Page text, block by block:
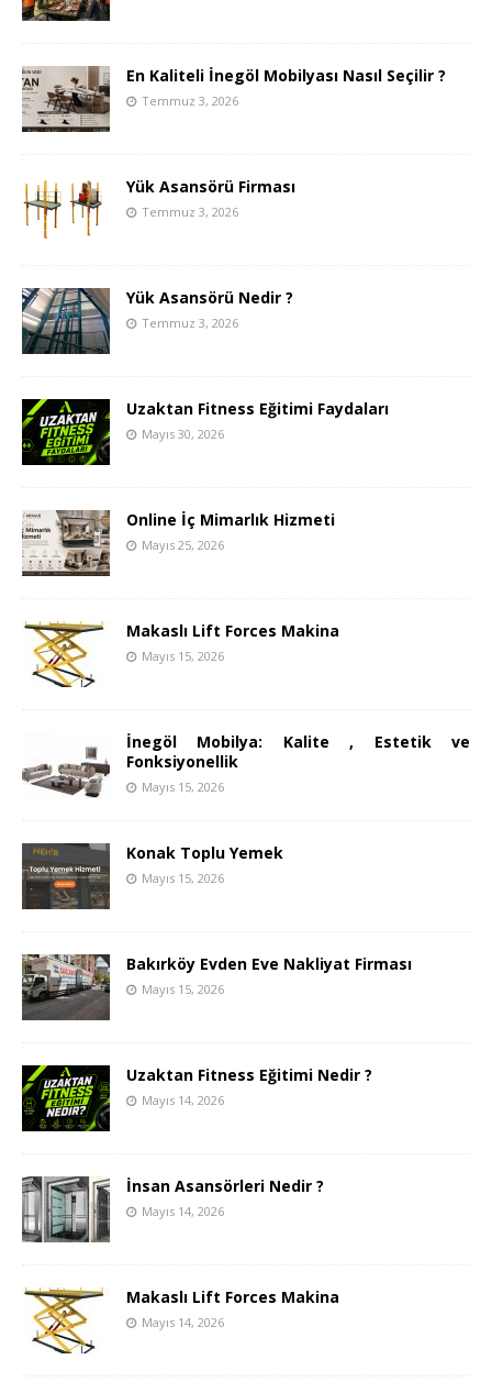
En Kaliteli İnegöl Mobilyası Nasıl Seçilir ?
Temmuz 3, 2026
Yük Asansörü Firması
Temmuz 3, 2026
Yük Asansörü Nedir ?
Temmuz 3, 2026
Uzaktan Fitness Eğitimi Faydaları
Mayıs 30, 2026
Online İç Mimarlık Hizmeti
Mayıs 25, 2026
Makaslı Lift Forces Makina
Mayıs 15, 2026
İnegöl Mobilya: Kalite , Estetik ve
Fonksiyonellik
Mayıs 15, 2026
Konak Toplu Yemek
Mayıs 15, 2026
Bakırköy Evden Eve Nakliyat Firması
Mayıs 15, 2026
Uzaktan Fitness Eğitimi Nedir ?
Mayıs 14, 2026
İnsan Asansörleri Nedir ?
Mayıs 14, 2026
Makaslı Lift Forces Makina
Mayıs 14, 2026